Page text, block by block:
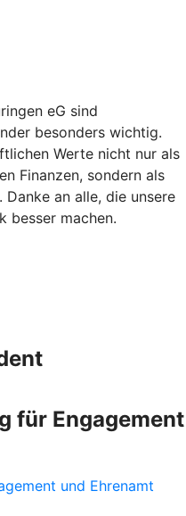
eG sind
besonders wichtig.
Werte nicht nur als
Finanzen, sondern als
an alle, die unsere
besser machen.
für Engagement
und Ehrenamt